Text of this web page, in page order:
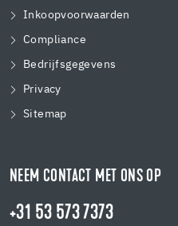
Inkoopvoorwaarden
Compliance
Bedrijfsgegevens
Privacy
Sitemap
NEEM CONTACT MET ONS OP
+31 53 573 7373